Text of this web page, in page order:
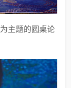
为主题的圆桌论